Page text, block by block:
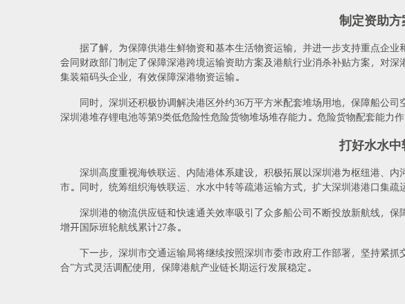
制定资助
据了解，为保障供港生鲜物资和基本生活物资运输，并进一步支持重点企
会同财政部门制定了保障深港跨境运输资助方案及港航行业消杀补贴方案，对
集装箱码头企业，有效保障深港物资运输。
同时，深圳还积极协调解决港区外约36万平方米配套堆场用地，保障船公
深圳港堆存锂电池等第9类低危险性危险货物堆场堆存能力。危险货物配套能力
打好水水
深圳高度重视海铁联运、内陆港体系建设，积极拓展以深圳港为枢纽港、
市。同时，统筹组织海铁联运、水水中转等疏港运输方式，扩大深圳港港口集
深圳港的物流供应链和快速通关效率吸引了众多船公司不断投放新航线，
增开国际班轮航线累计27条。
下一步，深圳市交通运输局将继续按照深圳市委市政府工作部署，坚持紧
合”方式灵活调配使用，保障港航产业链长期运行发展稳定。